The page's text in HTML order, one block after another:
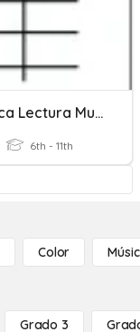
Practica Lectura Musical
6th - 11th
Color
Grado 3